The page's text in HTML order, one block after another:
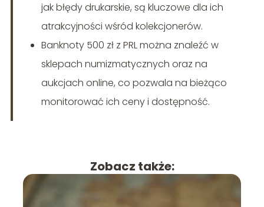
jak błędy drukarskie, są kluczowe dla ich
atrakcyjności wśród kolekcjonerów.
Banknoty 500 zł z PRL można znaleźć w
sklepach numizmatycznych oraz na
aukcjach online, co pozwala na bieżąco
monitorować ich ceny i dostępność.
Zobacz także: